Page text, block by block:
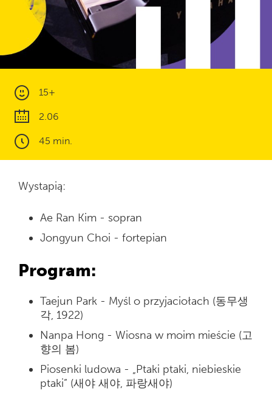
15+
2.06
45 min.
Wystapią:
Ae Ran Kim - sopran
Jongyun Choi - fortepian
Program:
Taejun Park - Myśl o przyjaciołach (동무생
각, 1922)
Nanpa Hong - Wiosna w moim mieście (고
향의 봄)
Piosenki ludowa - „Ptaki ptaki, niebieskie
ptaki” (새야 새야, 파랑새야)